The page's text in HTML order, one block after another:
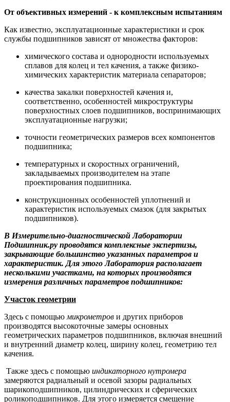
От объективных измерений - к комплексным испытаниям
Как известно, эксплуатационные характеристики и срок
службы подшипников зависят от множества факторов:
химического состава и однородности используемых
сплавов для колец и тел качения, а также физико-
химических характеристик материала сепараторов;
качества закалки поверхностей качения и,
соответственно, особенностей микроструктуры
поверхностных слоев подшипников, воспринимающих
эксплуатационные нагрузки;
точности геометрических размеров всех компонентов
подшипника;
температурных и скоростных ограничений,
закладываемых производителем на этапе
проектирования подшипника.
конструкционных особенностей уплотнений и
характеристик используемых смазок (для закрытых
подшипников).
В Измерительно-диагностической Лаборатории
Подшипник.ру проводятся комплексные экспертизы,
закрывающие большинство указанных параметров и
характеристик. Для этого Лаборатория располагает
несколькими участками, на которых производятся
измерения различных параметров подшипников:
Участок геометрии
Здесь с помощью микрометров и других приборов
производятся высокоточные замеры основных
геометрических параметров подшипников, включая внешний
и внутренний диаметр колец, ширину колец, геометрию тел
качения.
Также здесь с помощью индикаторного нутромера
замеряются радиальный и осевой зазоры радиальных
шарикоподшипников, цилиндрических и сферических
роликоподшипников. Для этого измеряется смещение